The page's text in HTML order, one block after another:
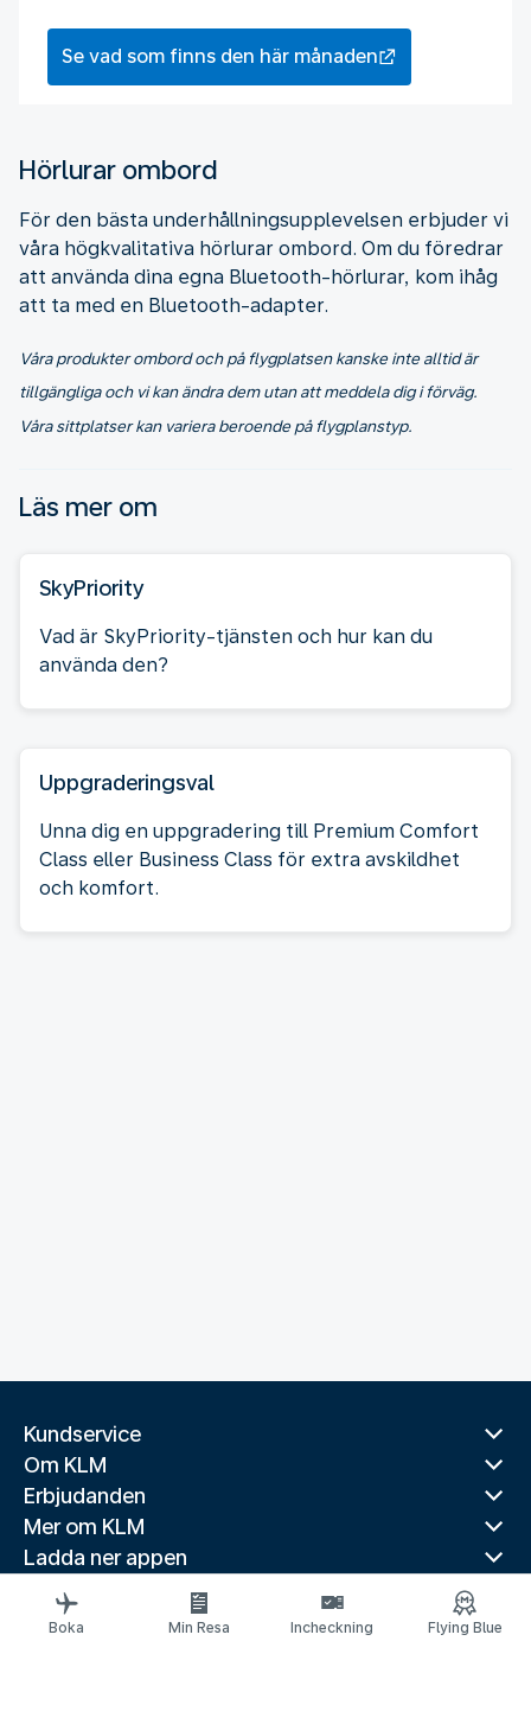
Se vad som finns den här månaden
Hörlurar ombord
För den bästa underhållningsupplevelsen erbjuder vi
våra högkvalitativa hörlurar ombord. Om du föredrar
att använda dina egna Bluetooth-hörlurar, kom ihåg
att ta med en Bluetooth-adapter.
Våra produkter ombord och på flygplatsen kanske inte alltid är
tillgängliga och vi kan ändra dem utan att meddela dig i förväg.
Våra sittplatser kan variera beroende på flygplanstyp.
Läs mer om
SkyPriority
Vad är SkyPriority-tjänsten och hur kan du
använda den?
Uppgraderingsval
Unna dig en uppgradering till Premium Comfort
Class eller Business Class för extra avskildhet
och komfort.
Kundservice
Om KLM
Erbjudanden
Mer om KLM
Ladda ner appen
Relaterade webbplatser
Reseguider
Boka Min Resa Incheckning Flying Blue